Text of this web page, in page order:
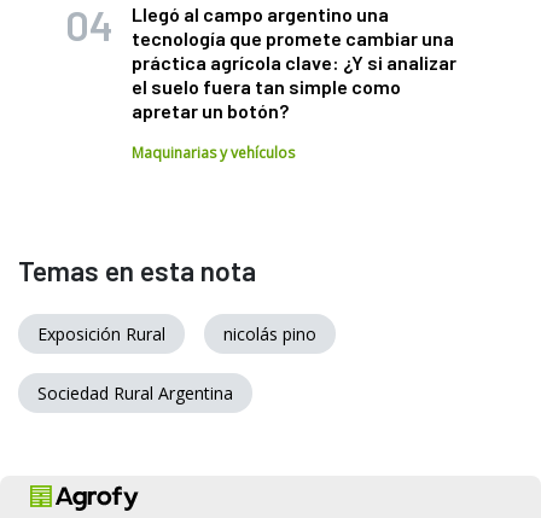
Llegó al campo argentino una
tecnología que promete cambiar una
práctica agrícola clave: ¿Y si analizar
el suelo fuera tan simple como
apretar un botón?
Maquinarias y vehículos
Temas en esta nota
Exposición Rural nicolás pino
Sociedad Rural Argentina